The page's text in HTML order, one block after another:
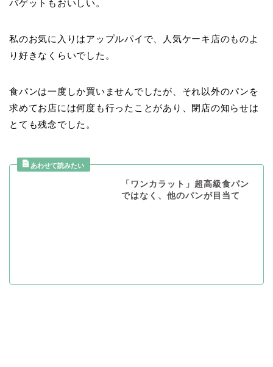
バゲットもおいしい。
私のお気に入りはアップルパイで、人気ケーキ店のものよ
り好きなくらいでした。
食パンは一度しか買いませんでしたが、それ以外のパンを
求めてお店には何度も行ったことがあり、閉店の知らせは
とても残念でした。
「ワンカラット」超高級食パン
ではなく、他のパンが目当て